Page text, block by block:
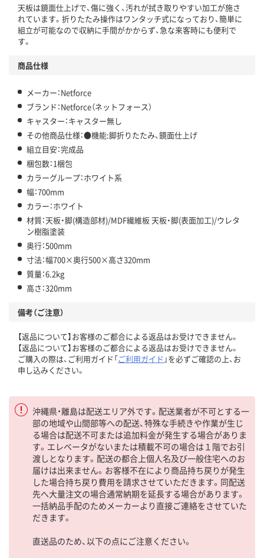
天板は鏡面仕上げで、傷に強く、汚れが拭き取りやすい加工が施さ
れています。折りたたみ操作はワンタッチ式になっており、簡単に
組立が可能なので収納に手間がかからず、急な来客時にも便利で
す。
商品仕様
メーカー：Netforce
ブランド：Netforce（ネットフォース）
キャスター：キャスター無し
その他商品仕様：●機能:脚折りたたみ、鏡面仕上げ
組立目安：完成品
梱包数：1梱包
カラーグループ：ホワイト系
幅：700mm
カラー：ホワイト
材質：天板・脚(構造部材)/MDF繊維板 天板・脚(表面加工)/ウレタ
ン樹脂塗装
奥行：500mm
寸法：幅700×奥行500×高さ320mm
質量：6.2kg
高さ：320mm
備考（ご注意）
【返品について】お客様のご都合による返品はお受けできません。
【返品について】お客様のご都合による返品はお受けできません。
ご購入の際は、ご利用ガイド「ご利用ガイド 」を必ずご確認の上、お
申し込みください。
沖縄県・離島は配送エリア外です。配送業者が不可とする一
部の地域や山間部等への配送、特殊な手続きや作業が生じ
る場合は配送不可または追加料金が発生する場合がありま
す。エレベータがないまたは積載不可の場合は１階でお引
渡しとなります。配送の都合上個人名及び一般住宅へのお
届けは出来ません。お客様不在により商品持ち戻りが発生
した場合持ち戻り費用を請求させていただきます。同配送
先へ大量注文の場合通常納期を延長する場合があります。
一括納品手配のためメーカーより直接ご連絡をさせていた
だきます。
直送品のため、以下の点にご注意ください。